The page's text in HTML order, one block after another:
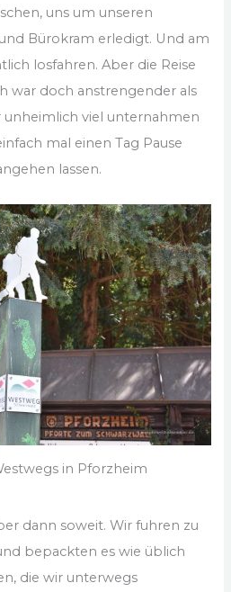
uns um unseren
Bürokram erledigt. Und am
losfahren. Aber die Reise
war doch anstrengender als
viel unternahmen
mal einen Tag Pause
lassen.
in Pforzheim
dann soweit. Wir fuhren zu
bepackten es wie üblich
die wir unterwegs